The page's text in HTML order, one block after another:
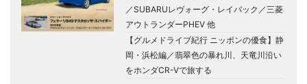
／SUBARUレヴォーグ・レイバック／三菱
アウトランダーPHEV 他
【グルメドライブ紀行 ニッポンの優食】静
岡・浜松編／翡翠色の暴れ川、天竜川沿い
をホンダCR-Vで旅する